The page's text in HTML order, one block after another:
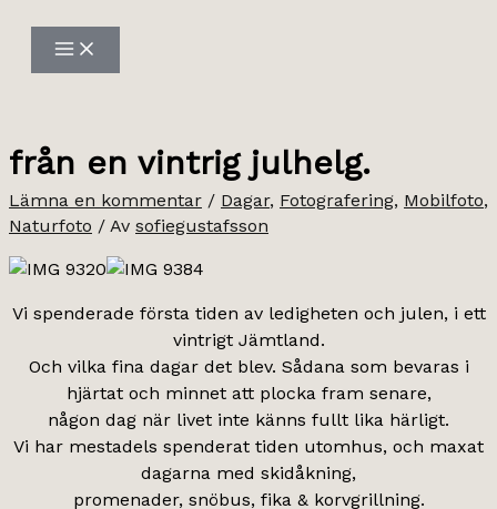
innehåll
från en vintrig julhelg.
Lämna en kommentar / Dagar, Fotografering, Mobilfoto,
Naturfoto / Av sofiegustafsson
Vi spenderade första tiden av ledigheten och julen, i ett
vintrigt Jämtland.
Och vilka fina dagar det blev. Sådana som bevaras i
hjärtat och minnet att plocka fram senare,
någon dag när livet inte känns fullt lika härligt.
Vi har mestadels spenderat tiden utomhus, och maxat
dagarna med skidåkning,
promenader, snöbus, fika & korvgrillning.